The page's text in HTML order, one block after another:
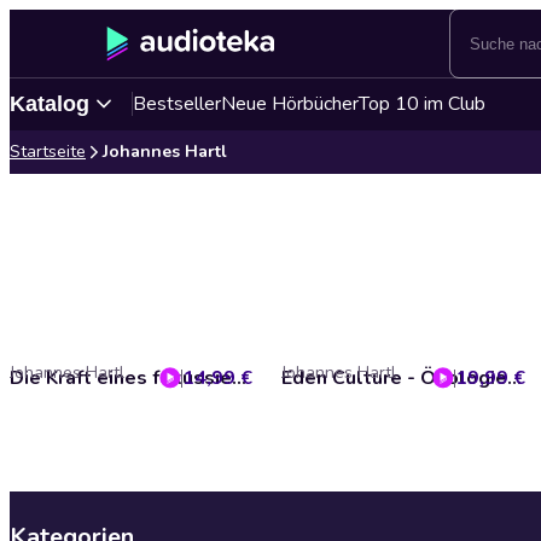
Katalog BestsellerNeue HörbücherTop 10 im Club
Startseite Johannes Hartl
Die Kraft eines fokussierten Lebens
Johannes Hartl 14,99 € Eden Culture - Ökologie des Herzens für ein neues Morgen
Johannes Hartl 19,99 €